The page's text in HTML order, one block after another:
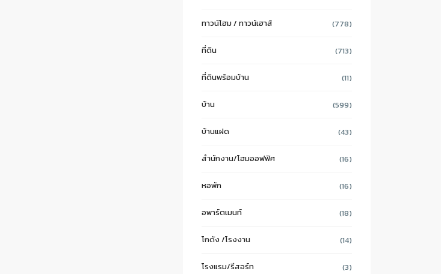
ทาวน์โฮม / ทาวน์เฮาส์ (778)
ที่ดิน (713)
ที่ดินพร้อมบ้าน (11)
บ้าน (599)
บ้านแฝด (43)
สำนักงาน/โฮมออฟฟิศ (16)
หอพัก (16)
อพาร์ตเมนท์ (18)
โกดัง /โรงงาน (14)
โรงแรม/รีสอร์ท (3)